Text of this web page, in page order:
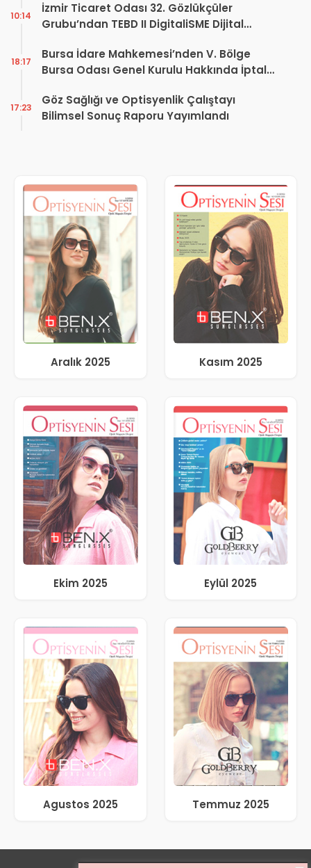
İzmir Ticaret Odası 32. Gözlükçüler
Grubu’ndan TEBD II DigitaliSME Dijital
10:14
Bursa İdare Mahkemesi’nden V. Bölge
Bursa Odası Genel Kurulu Hakkında İptal
18:17
Göz Sağlığı ve Optisyenlik Çalıştayı
Bilimsel Sonuç Raporu Yayımlandı
17:23
Aralık 2025 Kasım 2025
Ekim 2025 Eylül 2025
Agustos 2025 Temmuz 2025